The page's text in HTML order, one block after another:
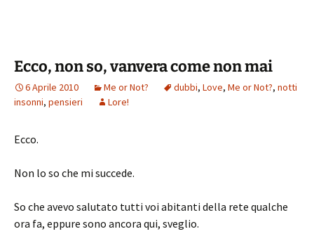
Ecco, non so, vanvera come non mai
6 Aprile 2010 Me or Not? dubbi, Love, Me or Not?, notti
insonni, pensieri Lore!
Ecco.
Non lo so che mi succede.
So che avevo salutato tutti voi abitanti della rete qualche
ora fa, eppure sono ancora qui, sveglio.